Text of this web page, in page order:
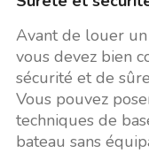
Avant de louer un
vous devez bien
sécurité et de
Vous pouvez
techniques de
bateau sans